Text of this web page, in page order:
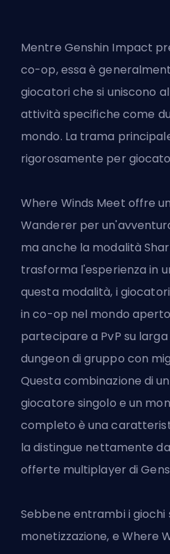
Mentre Genshin Impact
co-op, essa è
giocatori che si uniscono
attività specifiche come
mondo. La trama
rigorosamente per
Where Winds Meet offre
Wanderer per
ma anche la modalità
trasforma l'esperienza in
questa modalità, i
in co-op nel mondo
partecipare a PvP su
dungeon di gruppo con
Questa combinazione di
giocatore singolo e un
completo è una
la distingue nettamente
offerte multiplayer di
Sebbene entrambi i giochi
monetizzazione, e Where